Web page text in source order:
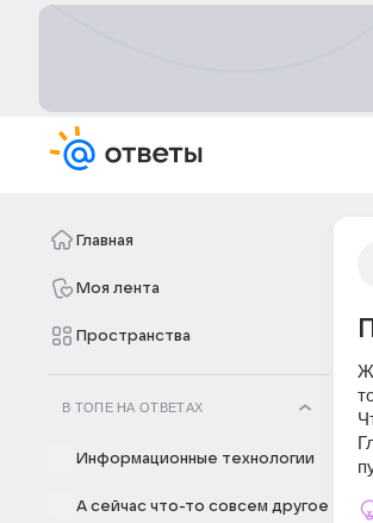
Главная
Моя лента
Пространства
В ТОПЕ НА ОТВЕТАХ
Информационные технологии
А сейчас что-то совсем другое